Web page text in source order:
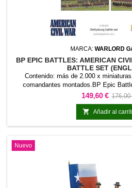
MARCA: WARLORD
BP EPIC BATTLES: AMERICAN
BATTLE SET
Contenido: más de 2.000 x
comandantes montados.BP Epic
Gettysburg Battle Set (Englisch) reúne
y componentes para comenzar o
Powder - Epic Battles American Civil
planteado como una base coherente
Precio
149,60 € Precio
base
176,00
 Añadir al
Nuevo